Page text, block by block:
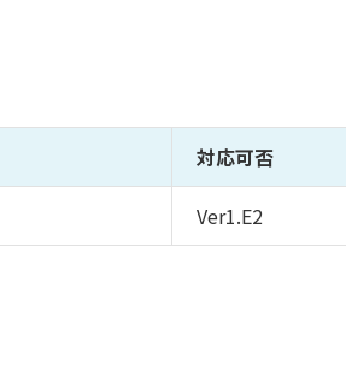
対応可否
Ver1.E2